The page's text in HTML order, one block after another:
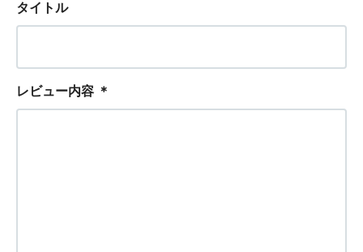
タイトル
レビュー内容 ＊